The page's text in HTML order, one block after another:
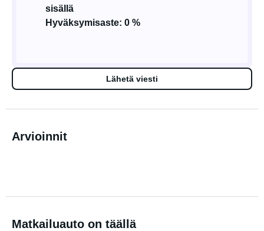
sisällä
Hyväksymisaste: 0 %
Lähetä viesti
Arvioinnit
Matkailuauto on täällä